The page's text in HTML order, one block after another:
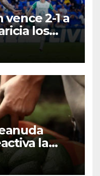
vence 2-1 a
los
la